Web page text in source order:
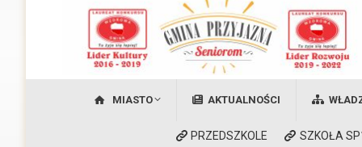
MIASTO AKTUALNOŚCI
PRZEDSZKOLE SZKOŁA